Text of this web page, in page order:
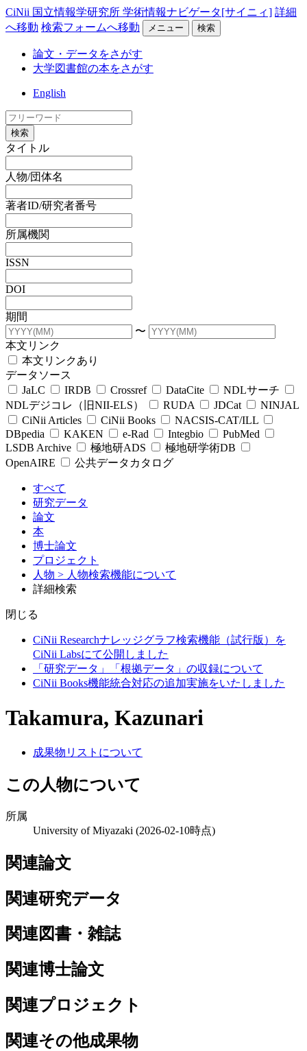
CiNii 国立情報学研究所 学術情報ナビゲータ[サイニィ] 詳細
へ移動 検索フォームへ移動 メニュー 検索
論文・データをさがす
大学図書館の本をさがす
English
検索
タイトル
人物/団体名
著者ID/研究者番号
所属機関
ISSN
DOI
期間
〜
本文リンク
本文リンクあり
データソース
JaLC
IRDB Crossref DataCite
NDLサーチ
NDLデジコレ（旧NII-ELS）
RUDA JDCat
NINJAL
CiNii Articles
CiNii Books
NACSIS-CAT/ILL
DBpedia
KAKEN e-Rad Integbio
PubMed
LSDB Archive
極地研ADS
極地研学術DB
OpenAIRE
公共データカタログ
すべて
研究データ
論文
本
博士論文
プロジェクト
人物 > 人物検索機能について
詳細検索
閉じる
CiNii Researchナレッジグラフ検索機能（試行版）を
CiNii Labsにて公開しました
「研究データ」「根拠データ」の収録について
CiNii Books機能統合対応の追加実施をいたしました
Takamura, Kazunari
成果物リストについて
この人物について
所属
University of Miyazaki (2026-02-10時点)
関連論文
関連研究データ
関連図書・雑誌
関連博士論文
関連プロジェクト
関連その他成果物